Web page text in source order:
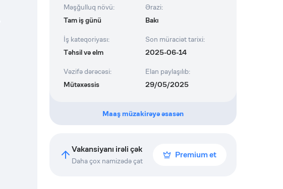
Məşğulluq növü:
Tam iş günü
Ərazi:
Bakı
İş kateqoriyası:
Təhsil və elm
Son müraciət tarixi:
2025-06-14
Vəzifə dərəcəsi:
Mütəxəssis
Elan paylaşılıb:
29/05/2025
Maaş müzakirəyə əsasən
Vakansiyanı irəli çək
Daha çox namizədə çat
Premium et